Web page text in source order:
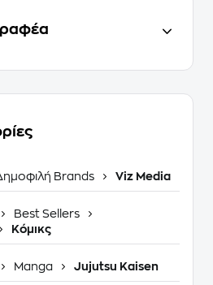
Brands Viz Media
Best Sellers
Κόμικς
Manga Jujutsu Kaisen